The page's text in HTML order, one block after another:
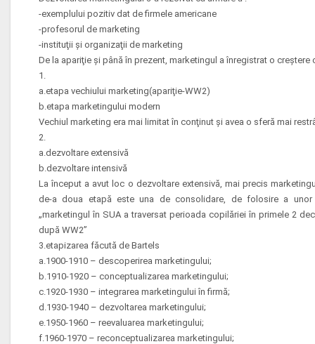
-exemplului pozitiv dat de firmele americane
-profesorul de marketing
-instituţii şi organizaţii de marketing
De la apariţie şi până în prezent, marketingul a înregistrat o creştere
1.
a.etapa vechiului marketing(apariţie-WW2)
b.etapa marketingului modern
Vechiul marketing era mai limitat în conţinut şi avea o sferă mai
2.
a.dezvoltare extensivă
b.dezvoltare intensivă
La început a avut loc o dezvoltare extensivă, mai precis
de-a doua etapă este una de consolidare, de folosire a unor
„marketingul în SUA a traversat perioada copilăriei în primele 2
după WW2”
3.etapizarea făcută de Bartels
a.1900-1910 – descoperirea marketingului;
b.1910-1920 – conceptualizarea marketingului;
c.1920-1930 – integrarea marketingului în firmă;
d.1930-1940 – dezvoltarea marketingului;
e.1950-1960 – reevaluarea marketingului;
f.1960-1970 – reconceptualizarea marketingului;